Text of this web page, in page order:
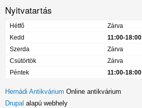
Nyitvatartás
Hétfő
Zárva
Kedd
11:00-18:00
Szerda
Zárva
Csütörtök
Zárva
Péntek
11:00-18:00
Hernádi Antikvárium Online antikvárium
Drupal alapú webhely